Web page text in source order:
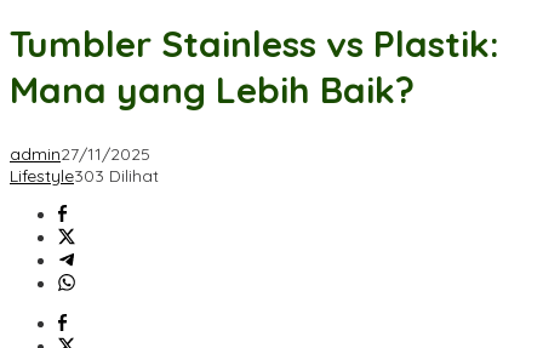
Tumbler Stainless vs Plastik:
Mana yang Lebih Baik?
admin27/11/2025
Lifestyle303 Dilihat